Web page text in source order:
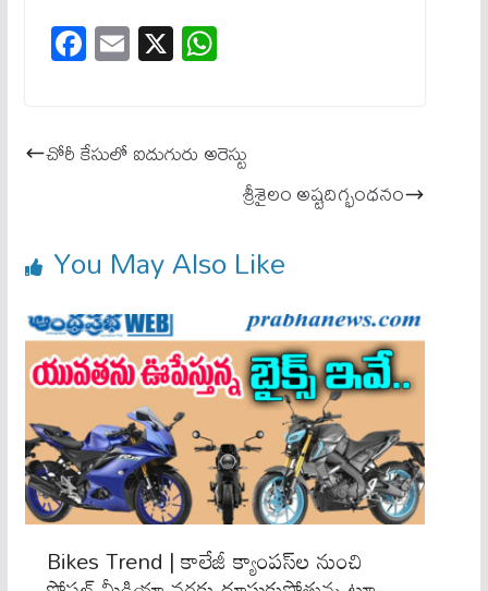
Fa
ce
ok
E
m
X W
ha
A
pp
చోరీ కేసులో ఐదుగురు అరెస్టు
శ్రీశైలం అష్టదిగ్భంధనం
You May Also Like
Bikes Trend | కాలేజీ క్యాంపస్‌ల నుంచి